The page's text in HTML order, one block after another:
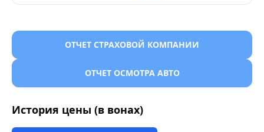
ОТЧЕТ СТРАХОВОЙ КОМПАНИИ
ОТЧЕТ ОСМОТРА АВТО
История цены (в вонах)